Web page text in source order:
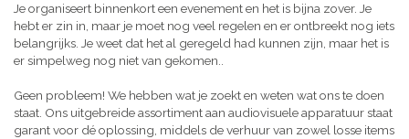
Je organiseert binnenkort een evenement en het is bijna zover. Je
hebt er zin in, maar je moet nog veel regelen en er ontbreekt nog iets
belangrijks. Je weet dat het al geregeld had kunnen zijn, maar het is
er simpelweg nog niet van gekomen..
Geen probleem! We hebben wat je zoekt en weten wat ons te doen
staat. Ons uitgebreide assortiment aan audiovisuele apparatuur staat
garant voor dé oplossing, middels de verhuur van zowel losse items